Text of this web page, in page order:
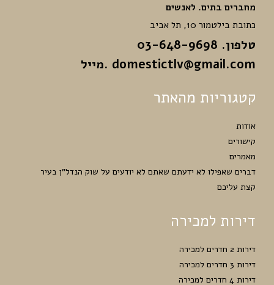
מחברים בתים. לאנשים
כתובת בילטמור 10, תל אביב
טלפון. 03-648-9698
domestictlv@gmail.com .מייל
קטגוריות מהאתר
אודות
קישורים
מאמרים
דברים שאפילו לא ידעתם שאתם לא יודעים על שוק הנדל”ן בעיר
קצת עליכם
דירות למכירה
דירות 2 חדרים למכירה
דירות 3 חדרים למכירה
דירות 4 חדרים למכירה